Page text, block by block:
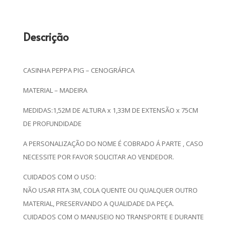
Descrição
CASINHA PEPPA PIG – CENOGRÁFICA
MATERIAL – MADEIRA
MEDIDAS:1,52M DE ALTURA x 1,33M DE EXTENSÃO x 75CM
DE PROFUNDIDADE
A PERSONALIZAÇÃO DO NOME É COBRADO Á PARTE , CASO
NECESSITE POR FAVOR SOLICITAR AO VENDEDOR.
CUIDADOS COM O USO:
NÃO USAR FITA 3M, COLA QUENTE OU QUALQUER OUTRO
MATERIAL, PRESERVANDO A QUALIDADE DA PEÇA.
CUIDADOS COM O MANUSEIO NO TRANSPORTE E DURANTE